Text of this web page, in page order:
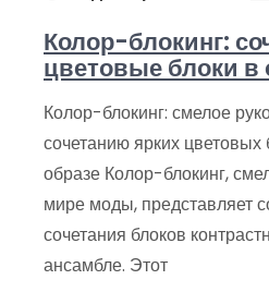
Колор-блокинг:
цветовые блоки в
Колор-блокинг: смелое
сочетанию ярких цветовых
образе Колор-блокинг,
мире моды, представляет
сочетания блоков
ансамбле. Этот